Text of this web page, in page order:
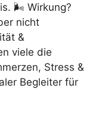
🌬 Wirkung?
nicht
&
viele die
Stress &
Begleiter für